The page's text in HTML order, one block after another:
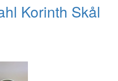
Korinth Skål